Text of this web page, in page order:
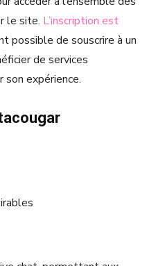
le site. L’inscription est
possible de souscrire à un
de services
expérience.